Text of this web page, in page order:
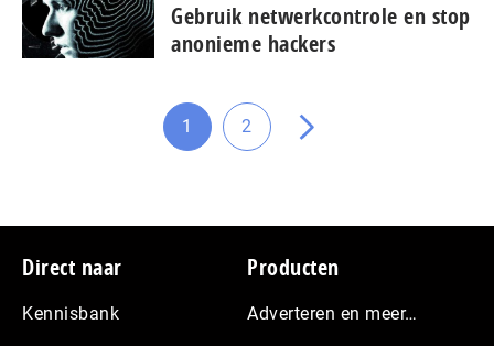
Gebruik netwerkcontrole en stop
anonieme hackers
Ga
1
Ga
2
Ga
Footer
Direct naar
Kennisbank
Producten
Adverteren en meer…